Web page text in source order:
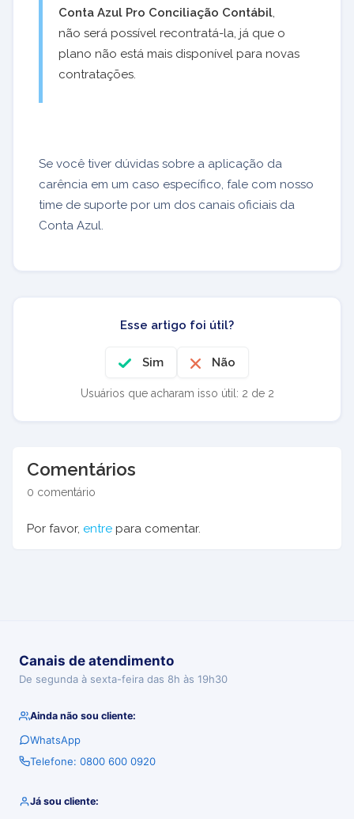
Conta Azul Pro Conciliação Contábil,
não será possível recontratá-la, já que o
plano não está mais disponível para novas
contratações.
Se você tiver dúvidas sobre a aplicação da
carência em um caso específico, fale com nosso
time de suporte por um dos canais oficiais da
Conta Azul.
Esse artigo foi útil?
Sim Não
Usuários que acharam isso útil: 2 de 2
Comentários
0 comentário
Por favor, entre para comentar.
Canais de atendimento
De segunda à sexta-feira das 8h às 19h30
Ainda não sou cliente:
WhatsApp
Telefone: 0800 600 0920
Já sou cliente: